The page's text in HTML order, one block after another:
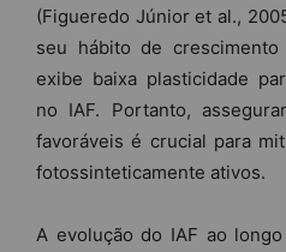
(Figueredo Júnior et al.,
seu hábito de
exibe baixa plasticidade
no IAF. Portanto,
favoráveis é crucial para
fotossinteticamente ativos.
A evolução do IAF ao